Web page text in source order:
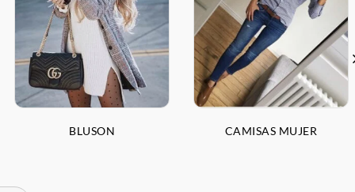
BLUSON CAMISAS MUJER